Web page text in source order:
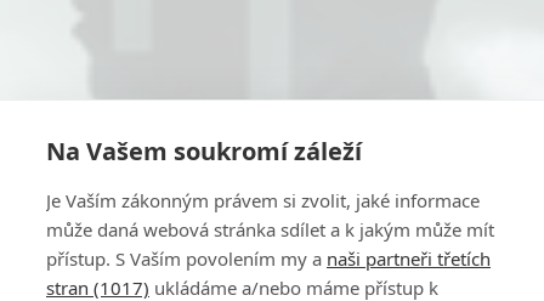
Na Vašem soukromí záleží
Je Vaším zákonným právem si zvolit, jaké informace
může daná webová stránka sdílet a k jakým může mít
přístup. S Vaším povolením my a naši partneři třetích
stran (1017) ukládáme a/nebo máme přístup k